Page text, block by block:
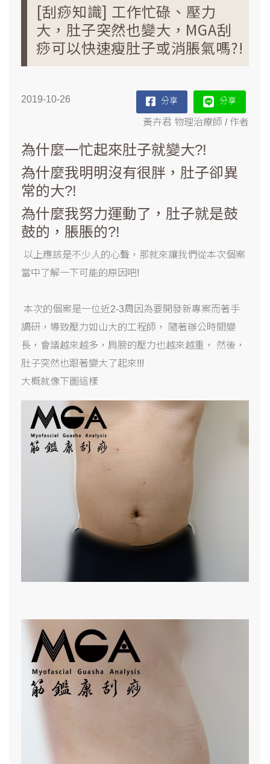
[刮痧知識] 工作忙碌、壓力
大，肚子突然也變大，MGA刮
痧可以快速瘦肚子或消脹氣嗎?!
2019-10-26 分享 分享
黃卉君 物理治療師 / 作者
為什麼一忙起來肚子就變大?!
為什麼我明明沒有很胖，肚子卻異
常的大?!
為什麼我努力運動了，肚子就是鼓
鼓的，脹脹的?!
以上應該是不少人的心聲，那就來讓我們從本次個案
當中了解一下可能的原因吧!
本次的個案是一位近2-3周因為要開發新專案而著手
調研，導致壓力如山大的工程師， 隨著辦公時間變
長，會議越來越多，肩膀的壓力也越來越重， 然後，
肚子突然也跟著變大了起來!!!
大概就像下圖這樣